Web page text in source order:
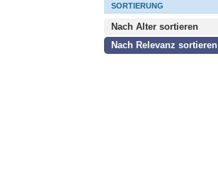
SORTIERUNG
Nach Alter sortieren
Nach Relevanz sortieren